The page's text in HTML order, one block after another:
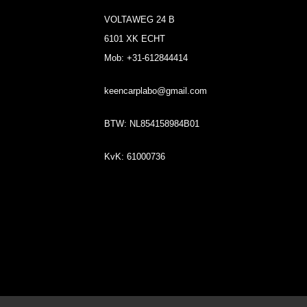
VOLTAWEG 24 B
6101 XK ECHT
Mob: +31-612844414
keencarplabo@gmail.com
BTW: NL854158984B01
KvK: 61000736